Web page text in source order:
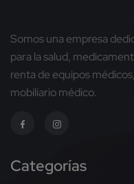
Somos una empresa
para la salud,
renta de equipos
mobiliario médico.
Categorías